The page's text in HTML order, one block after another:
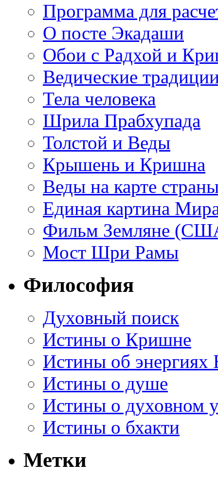
Программа для
О посте Экадаши
Обои с Радхой и
Ведические
Тела человека
Шрила Прабхупада
Толстой и Веды
Крышень и Кришна
Веды на карте
Единая картина
Фильм Земляне
Мост Шри Рамы
Философия
Духовный поиск
Истины о Кришне
Истины об энергиях
Истины о душе
Истины о духовном
Истины о бхакти
Метки